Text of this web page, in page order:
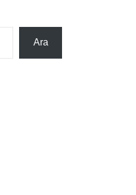
Ara